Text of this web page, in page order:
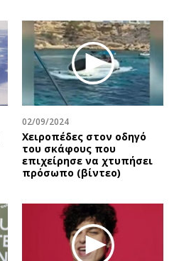
Ταξίδια
Συνταγές
Έξοδος
Media
Εκπομπές
Wine routes
Podcasts
Uncut
Προσωπικότητες στην ''Κ''
Επιστολές
02/09/2024
Χειροπέδες στον οδηγό
του σκάφους που
επιχείρησε να χτυπήσει
πρόσωπο (βίντεο)